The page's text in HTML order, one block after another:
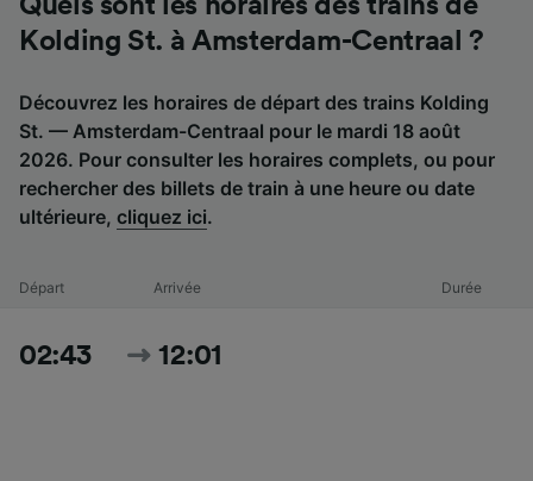
Quels sont les horaires des trains de
Kolding St. à Amsterdam-Centraal ?
Découvrez les horaires de départ des trains Kolding
St. — Amsterdam-Centraal pour le mardi 18 août
2026. Pour consulter les horaires complets, ou pour
rechercher des billets de train à une heure ou date
ultérieure, cliquez ici.
Départ Arrivée Durée
02:43 12:01